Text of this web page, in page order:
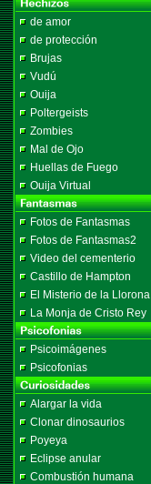
de amor
de protección
Brujas
Vudú
Ouija
Poltergeists
Zombies
Mal de Ojo
Huellas de Fuego
Ouija Virtual
Fotos de Fantasmas
Fotos de Fantasmas2
Video del cementerio
Castillo de Hampton
El Misterio de la Llorona
La Monja de Cristo Rey
Psicoimágenes
Psicofonias
Alargar la vida
Clonar dinosaurios
Poyeya
Eclipse anular
Combustión humana